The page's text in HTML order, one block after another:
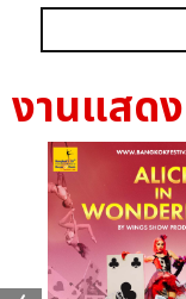
งานแสดง